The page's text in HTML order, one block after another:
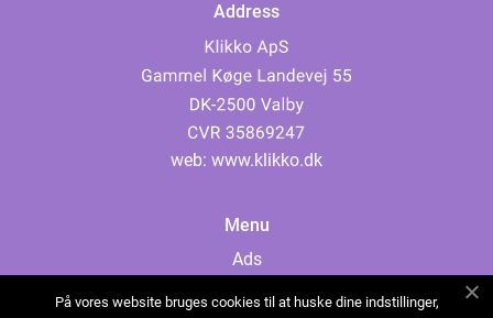
Address
web: www.klikko.dk
Menu
Ads
På vores website bruges cookies til at huske dine indstillinger,